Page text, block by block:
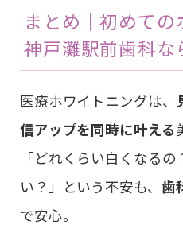
まとめ｜初めて
神戸灘駅前歯科な
医療ホワイトニングは、
信アップを同時に叶える
「どれくらい白くなる
い？」という不安も、 歯
で安心。